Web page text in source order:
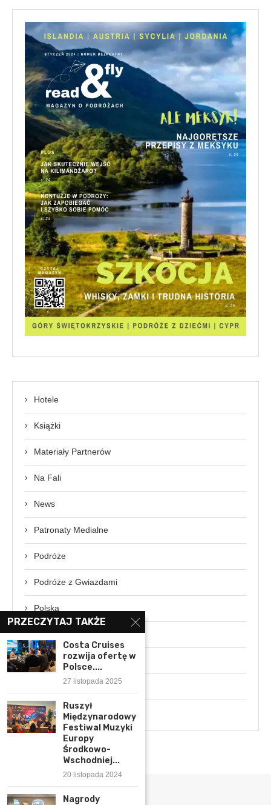
Hotele
Książki
Materiały Partnerów
Na Fali
News
Patronaty Medialne
Podróże
Podróże z Gwiazdami
Polska
Rozmowa z ekspertem
Świat
Wydarzenia
Wywiady
PRZECZYTAJ TAKŻE
Costa Cruises
rozwija ofertę w
Polsce....
27 listopada 2025
Ruszył
Międzynarodowy
Festiwal Muzyki
Europy
Środkowo-
Wschodniej...
20 listopada 2024
Nagrody